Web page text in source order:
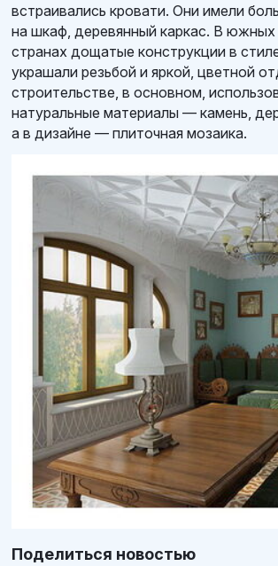
встраивались кровати. Они имели
на шкаф, деревянный каркас. В южных
странах дощатые конструкции в
украшали резьбой и яркой, цветной
строительстве, в основном,
натуральные материалы — камень,
а в дизайне — плиточная мозаика.
Поделиться новостью